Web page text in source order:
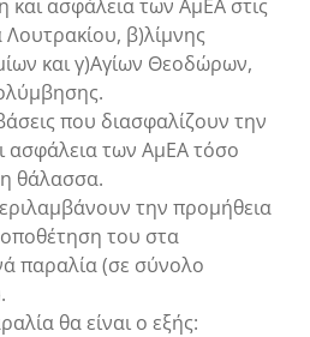
και ασφάλεια των ΑμΕΑ στις
β)λίμνης
και γ)Αγίων Θεοδώρων,
που διασφαλίζουν την
ασφάλεια των ΑμΕΑ τόσο
θάλασσα.
την προμήθεια
του στα
παραλία (σε σύνολο
θα είναι ο εξής: